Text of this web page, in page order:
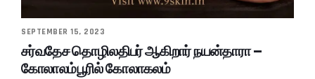
SEPTEMBER 15, 2023
சர்வதேச தொழிலதிபர் ஆகிறார் நயன்தாரா –
கோலாலம்பூரில் கோலாகலம்